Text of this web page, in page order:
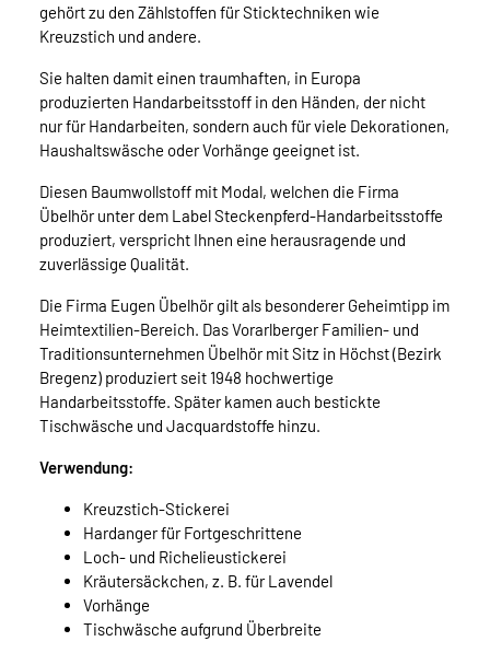
gehört zu den Zählstoffen für Sticktechniken wie
Kreuzstich und andere.
Sie halten damit einen traumhaften, in Europa
produzierten Handarbeitsstoff in den Händen, der nicht
nur für Handarbeiten, sondern auch für viele Dekorationen,
Haushaltswäsche oder Vorhänge geeignet ist.
Diesen Baumwollstoff mit Modal, welchen die Firma
Übelhör unter dem Label Steckenpferd-Handarbeitsstoffe
produziert, verspricht Ihnen eine herausragende und
zuverlässige Qualität.
Die Firma Eugen Übelhör gilt als besonderer Geheimtipp im
Heimtextilien-Bereich. Das Vorarlberger Familien- und
Traditionsunternehmen Übelhör mit Sitz in Höchst (Bezirk
Bregenz) produziert seit 1948 hochwertige
Handarbeitsstoffe. Später kamen auch bestickte
Tischwäsche und Jacquardstoffe hinzu.
Verwendung:
Kreuzstich-Stickerei
Hardanger für Fortgeschrittene
Loch- und Richelieustickerei
Kräutersäckchen, z. B. für Lavendel
Vorhänge
Tischwäsche aufgrund Überbreite